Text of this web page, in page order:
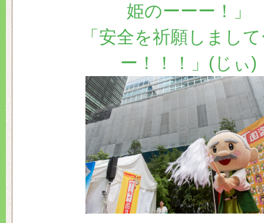
姫のーーー！」
「安全を祈願しまし
ー！！！」(じぃ)